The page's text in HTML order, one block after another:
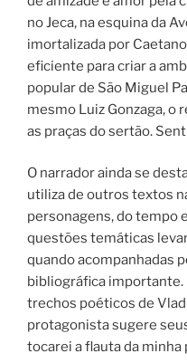
no Jeca, na esquina da
imortalizada por
eficiente para criar a
popular de São Miguel
mesmo Luiz Gonzaga, o
as praças do sertão.
O narrador ainda se
utiliza de outros textos
personagens, do tempo
questões temáticas
quando acompanhadas
bibliográfica importante.
trechos poéticos de
protagonista sugere
tocarei a flauta da